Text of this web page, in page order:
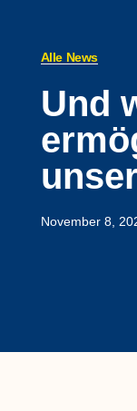
Alle News
Und
November 8,